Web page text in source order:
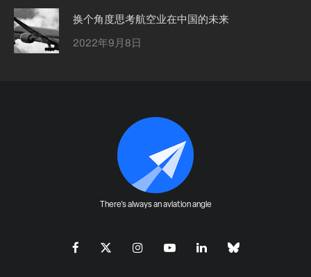
换个角度思考航空业在中国的未来
2022年9月8日
There's always an aviation angle